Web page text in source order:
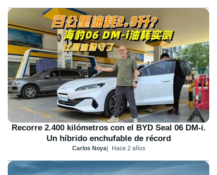
Recorre 2.400 kilómetros con el BYD Seal 06 DM-i.
Un híbrido enchufable de récord
Carlos Noya Hace 2 años